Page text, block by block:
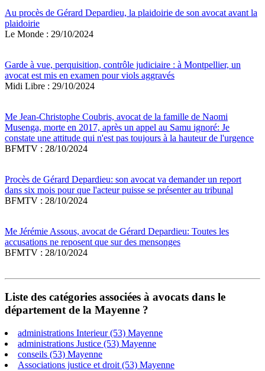
Au procès de Gérard Depardieu, la plaidoirie de son avocat avant la
plaidoirie
Le Monde : 29/10/2024
Garde à vue, perquisition, contrôle judiciaire : à Montpellier, un
avocat est mis en examen pour viols aggravés
Midi Libre : 29/10/2024
Me Jean-Christophe Coubris, avocat de la famille de Naomi
Musenga, morte en 2017, après un appel au Samu ignoré: Je
constate une attitude qui n'est pas toujours à la hauteur de l'urgence
BFMTV : 28/10/2024
Procès de Gérard Depardieu: son avocat va demander un report
dans six mois pour que l'acteur puisse se présenter au tribunal
BFMTV : 28/10/2024
Me Jérémie Assous, avocat de Gérard Depardieu: Toutes les
accusations ne reposent que sur des mensonges
BFMTV : 28/10/2024
Liste des catégories associées à avocats dans le
département de la Mayenne ?
administrations Interieur (53) Mayenne
administrations Justice (53) Mayenne
conseils (53) Mayenne
Associations justice et droit (53) Mayenne